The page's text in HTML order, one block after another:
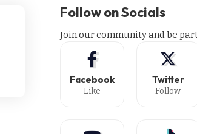
Follow on Socials
Join our community and be
Facebook
Like
Twitter
Follow